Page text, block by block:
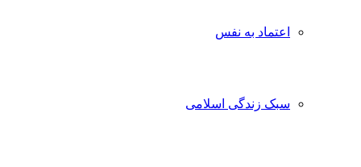
اعتماد به نفس
سبک زندگی اسلامی